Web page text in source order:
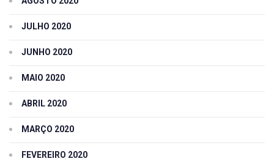
JULHO 2020
JUNHO 2020
MAIO 2020
ABRIL 2020
MARÇO 2020
FEVEREIRO 2020